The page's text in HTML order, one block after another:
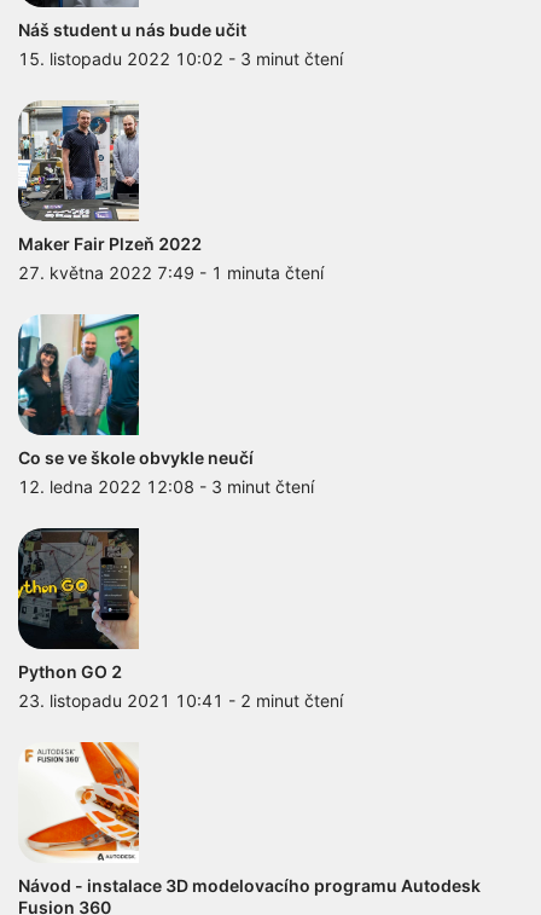
Náš student u nás bude učit
15. listopadu 2022 10:02 - 3 minut čtení
Maker Fair Plzeň 2022
27. května 2022 7:49 - 1 minuta čtení
Co se ve škole obvykle neučí
12. ledna 2022 12:08 - 3 minut čtení
Python GO 2
23. listopadu 2021 10:41 - 2 minut čtení
Návod - instalace 3D modelovacího programu Autodesk
Fusion 360